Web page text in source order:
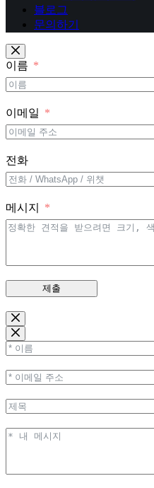
블로그
문의하기
이름
이메일
전화
메시지
제출